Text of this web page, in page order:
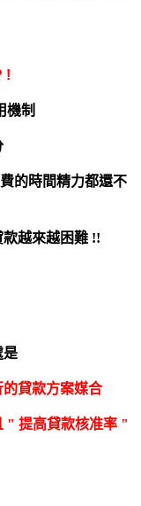
!
機制
的時間精力都還不
越來越困難 !!
是
貸款方案媒合
" 提高貸款核准率 "